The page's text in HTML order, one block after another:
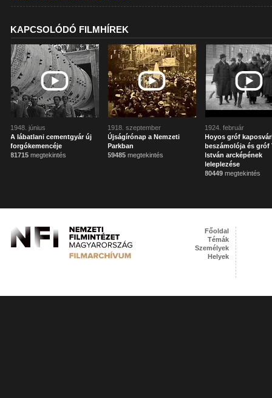
KAPCSOLÓDÓ FILMHÍREK
1948. június
A lábatlani cementgyár új
forgókemencéje
81715 megtekintés
1918. szeptember
Újságírónap a Nemzeti
Parkban
59485 megtekintés
1924. február
Hoyos gróf
beszámolója és gróf
István arcképének
leleplezése
80449 megtekintés
Főoldal
Témák
Személyek
Helyek